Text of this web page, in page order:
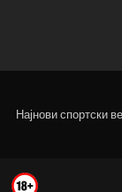
Најнови спортски